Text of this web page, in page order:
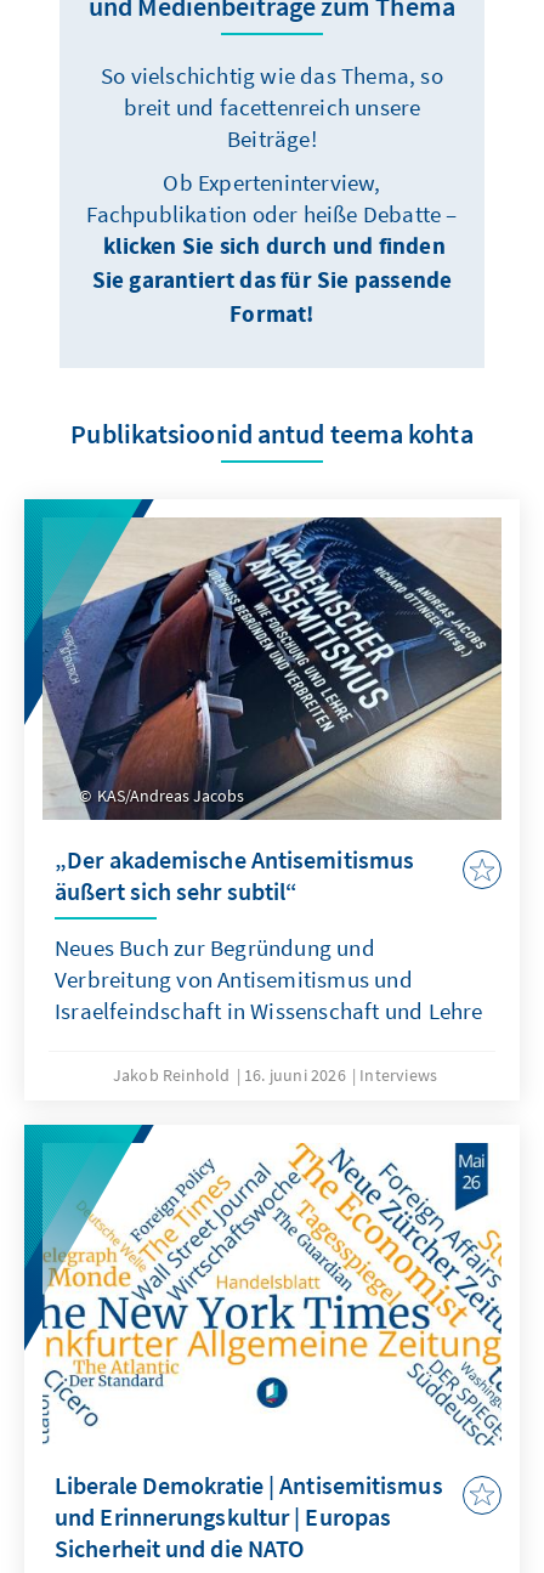
So vielschichtig wie das Thema, so
breit und facettenreich unsere
Beiträge!
Ob Experteninterview,
Fachpublikation oder heiße Debatte –
klicken Sie sich durch und finden
Sie garantiert das für Sie passende
Format!
Publikatsioonid antud teema kohta
KAS/Andreas Jacobs
„Der akademische Antisemitismus
äußert sich sehr subtil“
Neues Buch zur Begründung und
Verbreitung von Antisemitismus und
Israelfeindschaft in Wissenschaft und Lehre
Jakob Reinhold 16. juuni 2026 Interviews
Liberale Demokratie | Antisemitismus
und Erinnerungskultur | Europas
Sicherheit und die NATO